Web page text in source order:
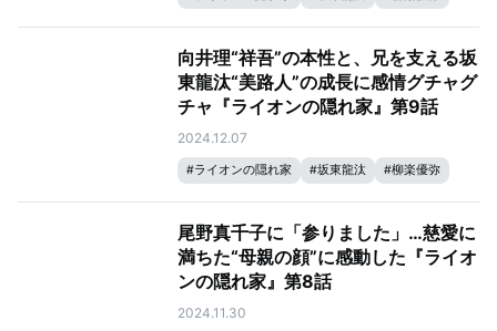
向井理“祥吾”の本性と、兄を支える坂
東龍汰“美路人​​”の成長に感情グチャグ
チャ『ライオンの隠れ家』第9話
2024.12.07
#ライオンの隠れ家 #坂東龍汰 #柳楽優弥
尾野真千子に「参りました」…慈愛に
満ちた“母親の顔”に感動した『ライオ
ンの隠れ家』第8話
2024.11.30